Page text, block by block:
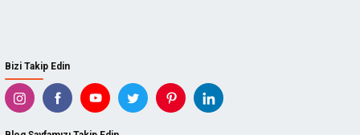
Bizi Takip Edin